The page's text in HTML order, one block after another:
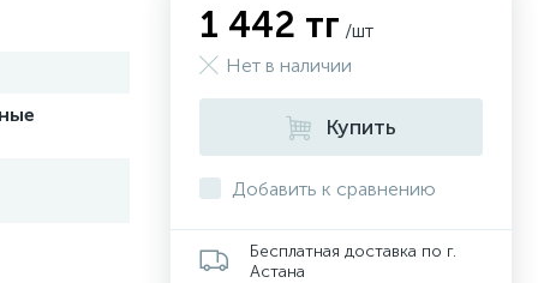
1 442 тг /шт
Нет в наличии
Купить
Добавить к сравнению
Бесплатная доставка по г.
Астана